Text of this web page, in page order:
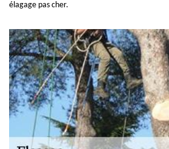
élagage pas cher.